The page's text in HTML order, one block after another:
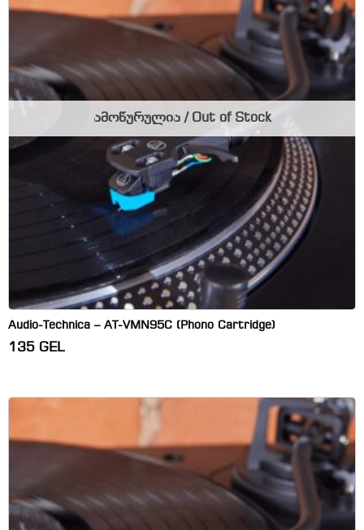
Audio-Technica – AT-VMN95C (Phono Cartridge)
135 GEL
ამოწურულია / Out of Stock